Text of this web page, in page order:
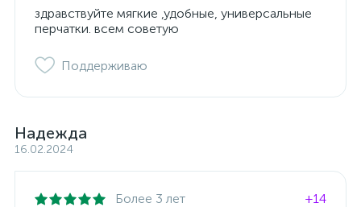
здравствуйте мягкие ,удобные, универсальные
перчатки. всем советую
Поддерживаю
Надежда
16.02.2024
Более 3 лет
+14